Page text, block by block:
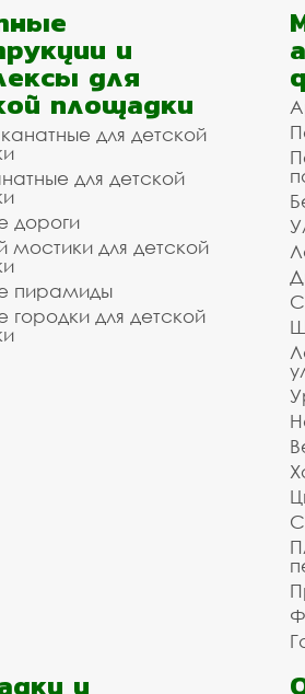
и
для
площадки
для детской
для детской
дороги
мостики для детской
пирамиды
городки для детской
и